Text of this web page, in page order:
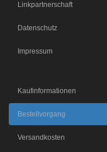
Linkpartnerschaft
Datenschutz
Impressum
Kaufinformationen
Bestellvorgang
Versandkosten